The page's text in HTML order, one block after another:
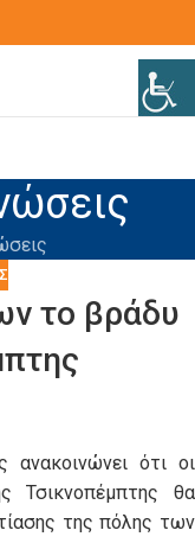
το βράδυ
ότι οι
θα
της πόλης των